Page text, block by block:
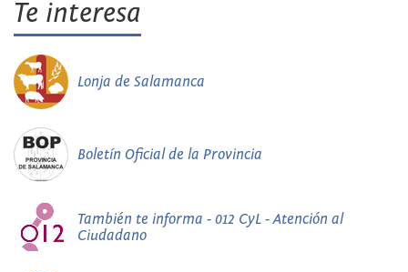
Te interesa
Lonja de Salamanca
Boletín Oficial de la Provincia
También te informa - 012 CyL - Atención al
Ciudadano